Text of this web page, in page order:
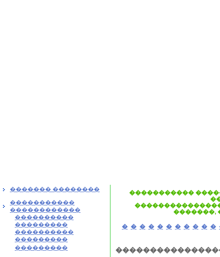
������� ��������
�����������
������������
����������
���������
����������
���������
���������
�����������
�������,
� � � � � � � � � � �